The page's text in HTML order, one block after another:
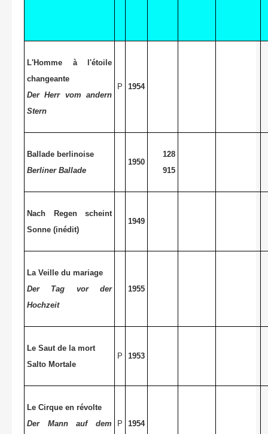
L'Homme à l'étoile
changeante
Der Herr vom andern
Stern
P 1954
Ballade berlinoise
Berliner Ballade
1950
128
915
Nach Regen scheint
Sonne (inédit)
1949
La Veille du mariage
Der Tag vor der
Hochzeit
1955
Le Saut de la mort
Salto Mortale
P 1953
Le Cirque en révolte
Der Mann auf dem
P 1954